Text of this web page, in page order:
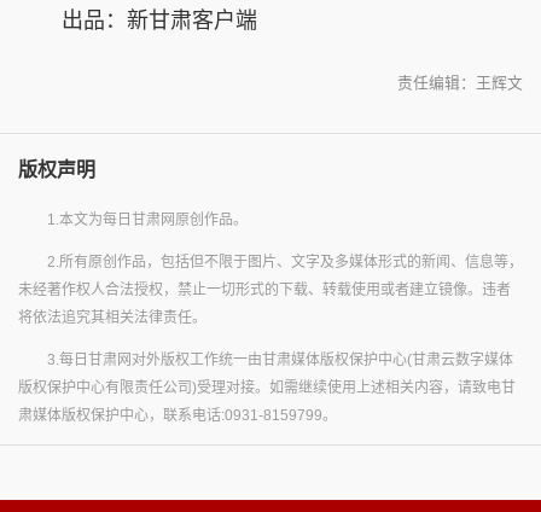
出品：新甘肃客户端
责任编辑：王辉文
版权声明
1.本文为每日甘肃网原创作品。
2.所有原创作品，包括但不限于图片、文字及多媒体形式的新闻、信息等，
未经著作权人合法授权，禁止一切形式的下载、转载使用或者建立镜像。违者
将依法追究其相关法律责任。
3.每日甘肃网对外版权工作统一由甘肃媒体版权保护中心(甘肃云数字媒体
版权保护中心有限责任公司)受理对接。如需继续使用上述相关内容，请致电甘
肃媒体版权保护中心，联系电话:0931-8159799。